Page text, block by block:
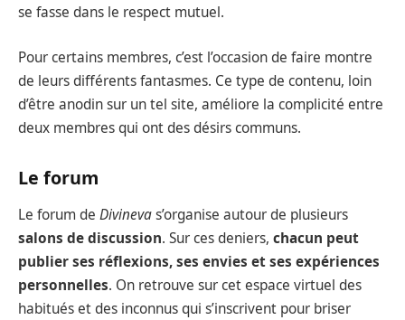
se fasse dans le respect mutuel.
Pour certains membres, c’est l’occasion de faire montre
de leurs différents fantasmes. Ce type de contenu, loin
d’être anodin sur un tel site, améliore la complicité entre
deux membres qui ont des désirs communs.
Le forum
Le forum de Divinevas’organise autour de plusieurs
salons de discussion. Sur ces deniers, chacun peut
publier ses réflexions, ses envies et ses expériences
personnelles. On retrouve sur cet espace virtuel des
habitués et des inconnus qui s’inscrivent pour briser